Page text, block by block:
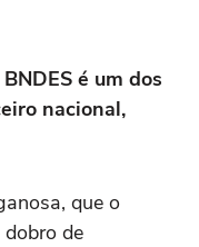
é um dos
nacional,
que o
de